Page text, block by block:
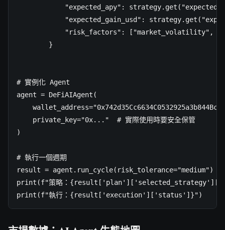
"expected_apy":
"expected_gain_usd":
"risk_factors": ["market_volatility",
        }
# 實例化 Agent
agent = DeFiAIAgent(
    private_key="0x..."  # 實際使用時要安全保管
)
# 執行一個週期
result = agent.run_cycle(risk_tolerance="medium")
print(f"策略：
print(f"執行：{result['execution']['status']}")